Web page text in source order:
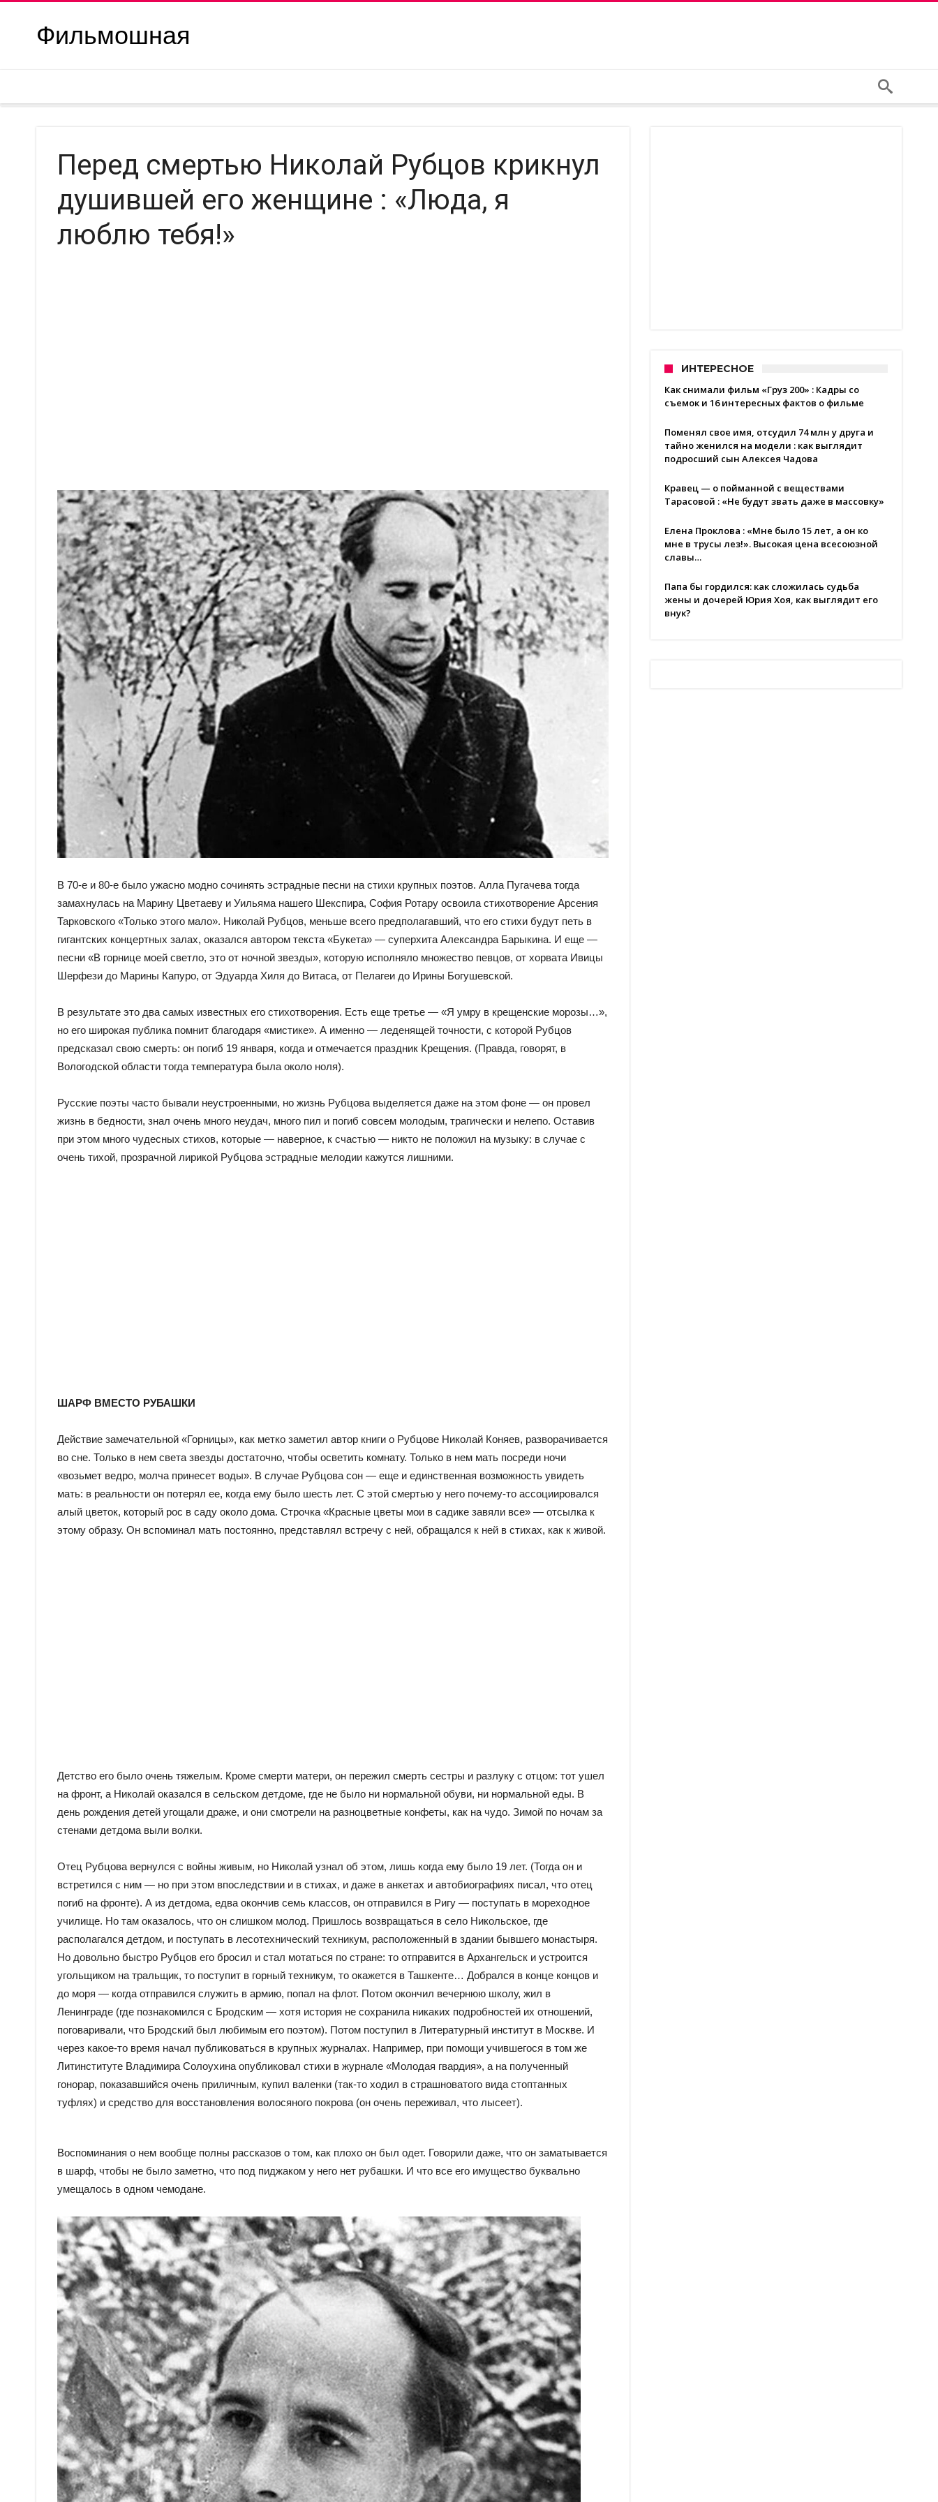
Фильмошная
Перед смертью Николай Рубцов крикнул
душившей его женщине : «Люда, я
люблю тебя!»
В 70-е и 80-е было ужасно модно сочинять эстрадные песни на стихи крупных поэтов. Алла Пугачева тогда
замахнулась на Марину Цветаеву и Уильяма нашего Шекспира, София Ротару освоила стихотворение Арсения
Тарковского «Только этого мало». Николай Рубцов, меньше всего предполагавший, что его стихи будут петь в
гигантских концертных залах, оказался автором текста «Букета» — суперхита Александра Барыкина. И еще —
песни «В горнице моей светло, это от ночной звезды», которую исполняло множество певцов, от хорвата Ивицы
Шерфези до Марины Капуро, от Эдуарда Хиля до Витаса, от Пелагеи до Ирины Богушевской.
В результате это два самых известных его стихотворения. Есть еще третье — «Я умру в крещенские морозы…»,
но его широкая публика помнит благодаря «мистике». А именно — леденящей точности, с которой Рубцов
предсказал свою смерть: он погиб 19 января, когда и отмечается праздник Крещения. (Правда, говорят, в
Вологодской области тогда температура была около ноля).
Русские поэты часто бывали неустроенными, но жизнь Рубцова выделяется даже на этом фоне — он провел
жизнь в бедности, знал очень много неудач, много пил и погиб совсем молодым, трагически и нелепо. Оставив
при этом много чудесных стихов, которые — наверное, к счастью — никто не положил на музыку: в случае с
очень тихой, прозрачной лирикой Рубцова эстрадные мелодии кажутся лишними.
ШАРФ ВМЕСТО РУБАШКИ
Действие замечательной «Горницы», как метко заметил автор книги о Рубцове Николай Коняев, разворачивается
во сне. Только в нем света звезды достаточно, чтобы осветить комнату. Только в нем мать посреди ночи
«возьмет ведро, молча принесет воды». В случае Рубцова сон — еще и единственная возможность увидеть
мать: в реальности он потерял ее, когда ему было шесть лет. С этой смертью у него почему-то ассоциировался
алый цветок, который рос в саду около дома. Строчка «Красные цветы мои в садике завяли все» — отсылка к
этому образу. Он вспоминал мать постоянно, представлял встречу с ней, обращался к ней в стихах, как к живой.
Детство его было очень тяжелым. Кроме смерти матери, он пережил смерть сестры и разлуку с отцом: тот ушел
на фронт, а Николай оказался в сельском детдоме, где не было ни нормальной обуви, ни нормальной еды. В
день рождения детей угощали драже, и они смотрели на разноцветные конфеты, как на чудо. Зимой по ночам за
стенами детдома выли волки.
Отец Рубцова вернулся с войны живым, но Николай узнал об этом, лишь когда ему было 19 лет. (Тогда он и
встретился с ним — но при этом впоследствии и в стихах, и даже в анкетах и автобиографиях писал, что отец
погиб на фронте). А из детдома, едва окончив семь классов, он отправился в Ригу — поступать в мореходное
училище. Но там оказалось, что он слишком молод. Пришлось возвращаться в село Никольское, где
располагался детдом, и поступать в лесотехнический техникум, расположенный в здании бывшего монастыря.
Но довольно быстро Рубцов его бросил и стал мотаться по стране: то отправится в Архангельск и устроится
угольщиком на тральщик, то поступит в горный техникум, то окажется в Ташкенте… Добрался в конце концов и
до моря — когда отправился служить в армию, попал на флот. Потом окончил вечернюю школу, жил в
Ленинграде (где познакомился с Бродским — хотя история не сохранила никаких подробностей их отношений,
поговаривали, что Бродский был любимым его поэтом). Потом поступил в Литературный институт в Москве. И
через какое-то время начал публиковаться в крупных журналах. Например, при помощи учившегося в том же
Литинституте Владимира Солоухина опубликовал стихи в журнале «Молодая гвардия», а на полученный
гонорар, показавшийся очень приличным, купил валенки (так-то ходил в страшноватого вида стоптанных
туфлях) и средство для восстановления волосяного покрова (он очень переживал, что лысеет).
Воспоминания о нем вообще полны рассказов о том, как плохо он был одет. Говорили даже, что он заматывается
в шарф, чтобы не было заметно, что под пиджаком у него нет рубашки. И что все его имущество буквально
умещалось в одном чемодане.
ИНТЕРЕСНОЕ
Как снимали фильм «Груз 200» : Кадры со
съемок и 16 интересных фактов о фильме
Поменял свое имя, отсудил 74 млн у друга и
тайно женился на модели : как выглядит
подросший сын Алексея Чадова
Кравец — о пойманной с веществами
Тарасовой : «Не будут звать даже в массовку»
Елена Проклова : «Мне было 15 лет, а он ко
мне в трусы лез!». Высокая цена всесоюзной
славы…
Папа бы гордился: как сложилась судьба
жены и дочерей Юрия Хоя, как выглядит его
внук?